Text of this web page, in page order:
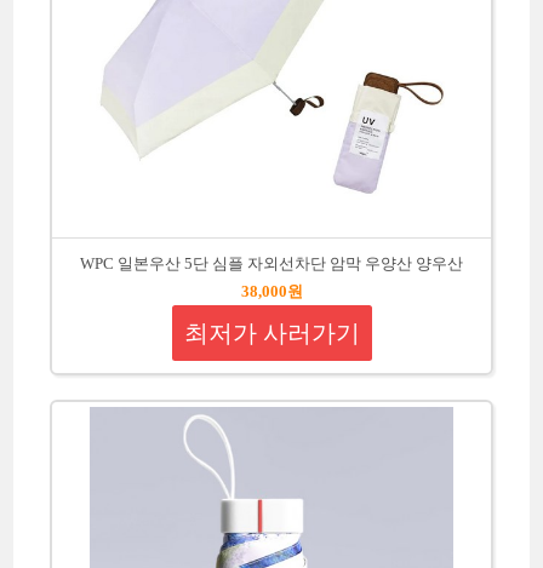
WPC 일본우산 5단 심플 자외선차단 암막 우양산 양우산
38,000원
최저가 사러가기